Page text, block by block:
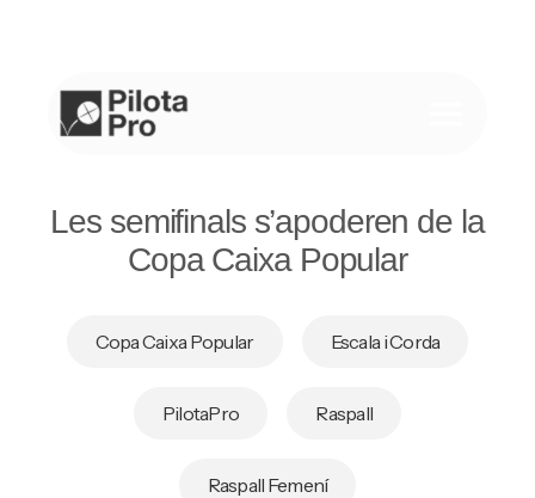
contenido
Les semifinals s’apoderen de la
Copa Caixa Popular
Copa Caixa Popular Escala i Corda
PilotaPro Raspall
Raspall Femení